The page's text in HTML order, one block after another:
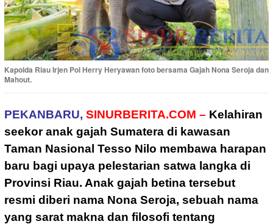
Kapolda Riau Irjen Pol Herry Heryawan foto bersama Gajah Nona Seroja dan
Mahout.
PEKANBARU, SINURBERITA.COM – Kelahiran
seekor anak gajah Sumatera di kawasan
Taman Nasional Tesso Nilo membawa harapan
baru bagi upaya pelestarian satwa langka di
Provinsi Riau. Anak gajah betina tersebut
resmi diberi nama Nona Seroja, sebuah nama
yang sarat makna dan filosofi tentang